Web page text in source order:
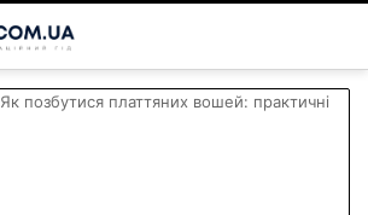
Як позбутися платтяних вошей: практичні